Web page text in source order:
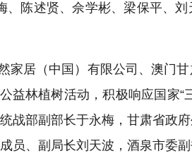
、陈述贤、佘学彬、梁保平、
家居（中国）有限公司、澳门
益林植树活动，积极响应国家“
战部副部长于永梅，甘肃省政
员、副局长刘天波，酒泉市委